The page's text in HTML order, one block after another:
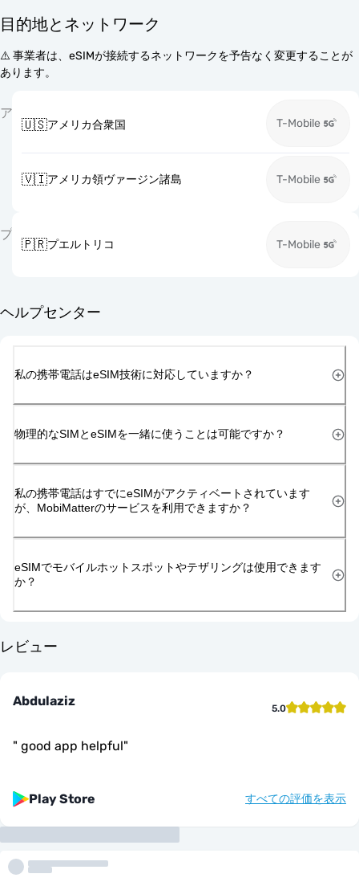
目的地とネットワーク
⚠️ 事業者は、eSIMが接続するネットワークを予告なく変更することが
あります。
ア
🇺🇸アメリカ合衆国 T-Mobile
🇻🇮アメリカ領ヴァージン諸島 T-Mobile
プ
🇵🇷プエルトリコ T-Mobile
ヘルプセンター
私の携帯電話はeSIM技術に対応していますか？
物理的なSIMとeSIMを一緒に使うことは可能ですか？
私の携帯電話はすでにeSIMがアクティベートされています
が、MobiMatterのサービスを利用できますか？
eSIMでモバイルホットスポットやテザリングは使用できます
か？
レビュー
Abdulaziz 5.0
" good app helpful"
Play Store すべての評価を表示